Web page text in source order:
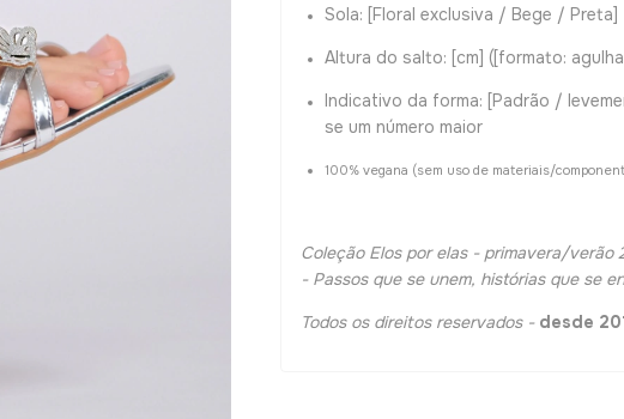
Sola: [Floral exclusiva / Bege / Preta]
Altura do salto: [cm] ([formato:
Indicativo da forma: [Padrão /
se um número maior
100% vegana (sem uso de materiais/
Coleção Elos por elas - primavera/verão
- Passos que se unem, histórias que se
Todos os direitos reservados - desde